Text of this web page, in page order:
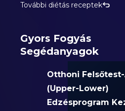
További diétás receptek
Gyors Fogyás
Segédanyagok
Otthoni
(Upper-Lower)
Edzésprogram